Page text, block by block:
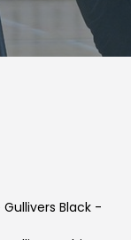
Gullivers Black-